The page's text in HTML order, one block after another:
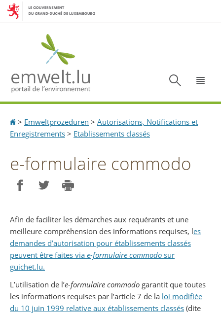
Aller
Aller
Accueil
> Emweltprozeduren > Autorisations, Notifications et
Enregistrements > Etablissements classés
e-formulaire commodo
Afin de faciliter les démarches aux requérants et une
meilleure compréhension des informations requises, les
demandes d’autorisation pour établissements classés
peuvent être faites via e-formulaire commodo sur
guichet.lu.
L’utilisation de l’e-formulaire commodo garantit que toutes
les informations requises par l’article 7 de la loi modifiée
du 10 juin 1999 relative aux établissements classés (dite